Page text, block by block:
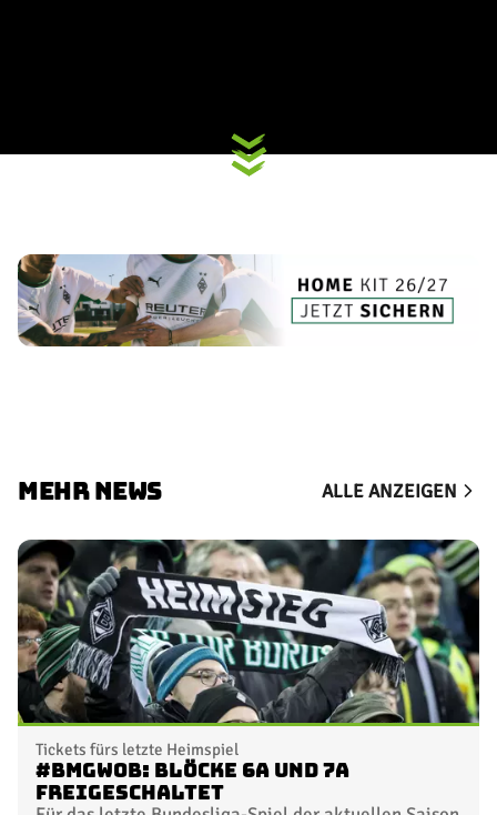
MEHR NEWS ALLE ANZEIGEN
Tickets fürs letzte Heimspiel
#BMGWOB: Blöcke 6A und 7A
freigeschaltet